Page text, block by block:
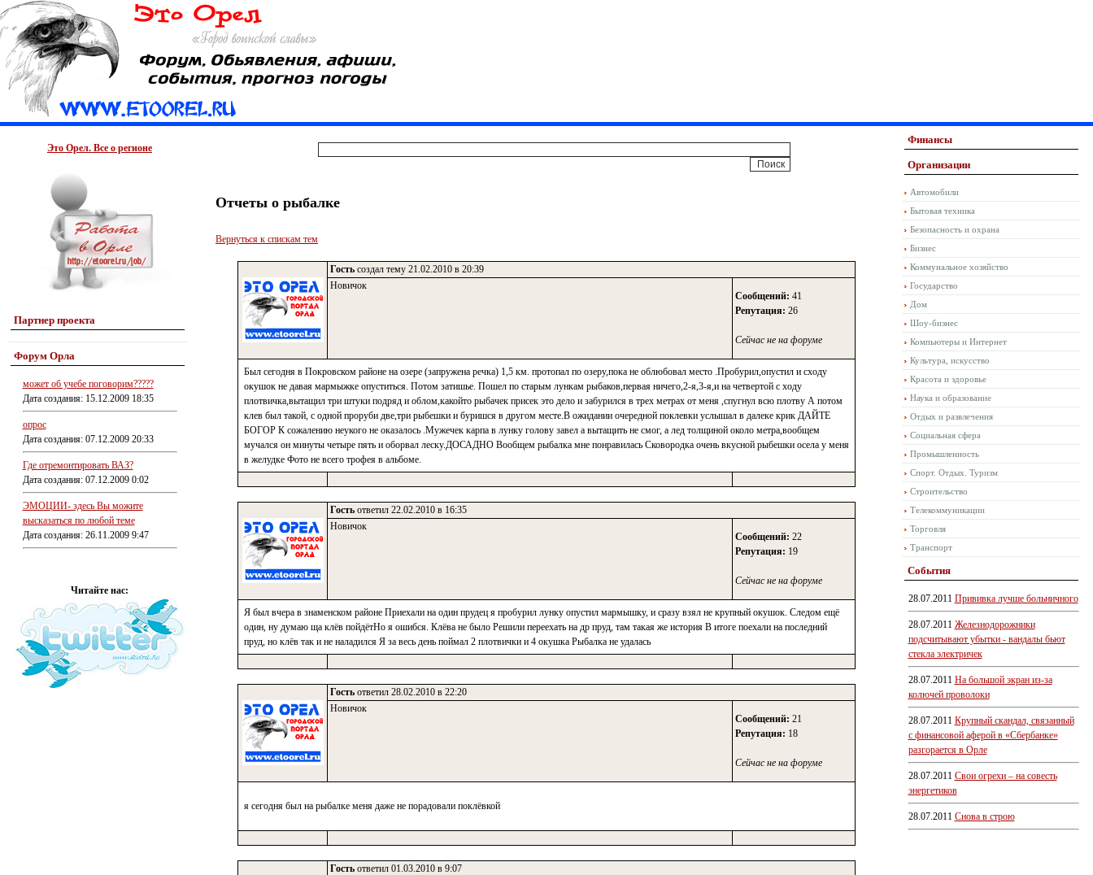
Это Орел. Все о регионе
Партнер проекта
Форум Орла
может об учебе поговорим?????
Дата создания: 15.12.2009 18:35
опрос
Дата создания: 07.12.2009 20:33
Где отремонтировать ВАЗ?
Дата создания: 07.12.2009 0:02
ЭМОЦИИ- здесь Вы можите
высказаться по любой теме
Дата создания: 26.11.2009 9:47
Читайте нас:
Отчеты о рыбалке
Вернуться к спискам тем
Гость создал тему 21.02.2010 в 20:39
Новичок
Сообщений: 41
Репутация: 26
Сейчас не на форуме
Был сегодня в Покровском районе на озере (запружена речка) 1,5 км. протопал по озеру,пока не облюбовал место .Пробурил,опустил и сходу
окушок не давая мармыжке опуститься. Потом затишье. Пошел по старым лункам рыбаков,первая ничего,2-я,3-я,и на четвертой с ходу
плотвичка,вытащил три штуки подряд и облом,какойто рыбачек присек это дело и забурился в трех метрах от меня ,спугнул всю плотву А потом
клев был такой, с одной проруби две,три рыбешки и буришся в другом месте.В ожидании очередной поклевки услышал в далеке крик ДАЙТЕ
БОГОР К сожалению неукого не оказалось .Мужечек карпа в лунку голову завел а вытащить не смог, а лед толщиной около метра,вообщем
мучался он минуты четыре пять и оборвал леску.ДОСАДНО Вообщем рыбалка мне понравилась Сковородка очень вкусной рыбешки осела у меня
в желудке Фото не всего трофея в альбоме.
Гость ответил 22.02.2010 в 16:35
Новичок
Сообщений: 22
Репутация: 19
Сейчас не на форуме
Я был вчера в знаменском районе Приехали на один прудец я пробурил лунку опустил мармышку, и сразу взял не крупный окушок. Следом ещё
один, ну думаю ща клёв пойдётНо я ошибся. Клёва не было Решили переехать на др пруд, там такая же история В итоге поехали на последний
пруд, но клёв так и не наладился Я за весь день поймал 2 плотвички и 4 окушка Рыбалка не удалась
Гость ответил 28.02.2010 в 22:20
Новичок
Сообщений: 21
Репутация: 18
Сейчас не на форуме
я сегодня был на рыбалке меня даже не порадовали поклёвкой
Гость ответил 01.03.2010 в 9:07
Финансы
Организации
Автомобили
Бытовая техника
Безопасность и охрана
Бизнес
Коммунальное хозяйство
Государство
Дом
Шоу-бизнес
Компьютеры и Интернет
Культура, искусство
Красота и здоровье
Наука и образование
Отдых и развлечения
Социальная сфера
Промышленность
Спорт. Отдых. Туризм
Строительство
Телекоммуникации
Торговля
Транспорт
События
28.07.2011 Прививка лучше больничного
28.07.2011 Железнодорожники
подсчитывают убытки - вандалы бьют
стекла электричек
28.07.2011 На большой экран из-за
колючей проволоки
28.07.2011 Крупный скандал, связанный
с финансовой аферой в «Сбербанке»
разгорается в Орле
28.07.2011 Свои огрехи – на совесть
энергетиков
28.07.2011 Снова в строю